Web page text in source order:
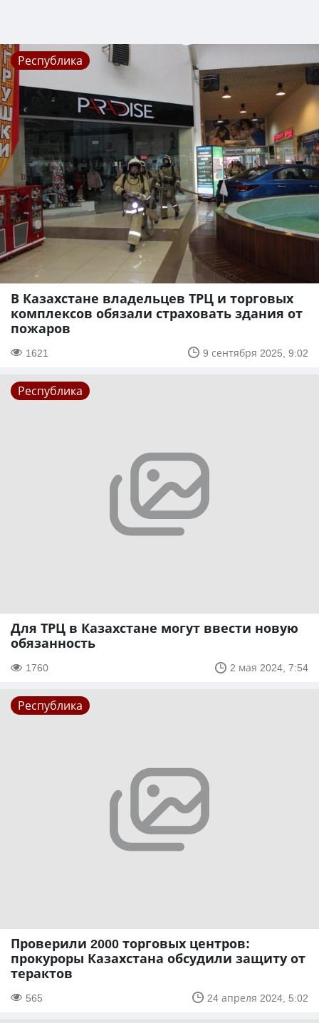
Республика
В Казахстане владельцев ТРЦ и торговых
комплексов обязали страховать здания от
пожаров
1621 9 сентября 2025, 9:02
Республика
Для ТРЦ в Казахстане могут ввести новую
обязанность
1760 2 мая 2024, 7:54
Республика
Проверили 2000 торговых центров:
прокуроры Казахстана обсудили защиту от
терактов
565 24 апреля 2024, 5:02